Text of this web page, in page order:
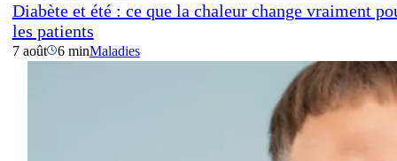
Diabète et été : ce que la chaleur change vraiment
les patients
7 août 6 minMaladies